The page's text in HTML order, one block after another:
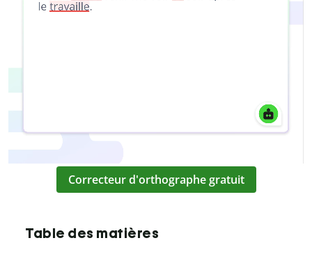
Correcteur d'orthographe gratuit
Table des matières